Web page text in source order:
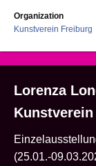
Organization
Kunstverein Freiburg
Lorenza
(25.01.-